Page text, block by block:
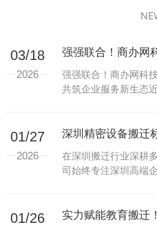
03/18
2026
强强联合！商办网科
共筑企业服务新生态
共享...
01/27
2026
在深圳搬迁行业深耕
司始终专注深圳高端
搬迁再传捷...
01/26